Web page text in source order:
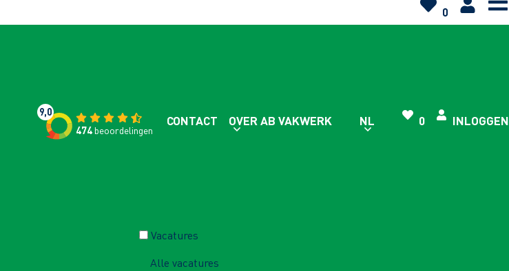
0
9,0
474beoordelingen
CONTACT OVER AB VAKWERK NL 0 INLOGGEN
Vacatures
Alle vacatures